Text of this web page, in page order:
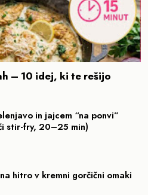
– 10 idej, ki te rešijo
in jajcem “na ponvi”
stir-fry, 20–25 min)
hitro v kremni gorčični omaki